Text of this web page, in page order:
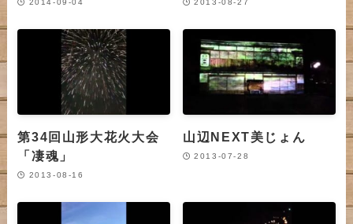
2014-09-04 2013-08-27
第34回山形大花火大会
「凄魂」
2013-08-16
山辺NEXT美じょん
2013-07-28